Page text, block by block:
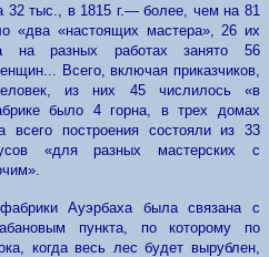
32 тыс., в 1815 г.— более, чем на 81
«два «настоящих мастера», 26 их
на разных работах занято 56
Всего, включая приказчиков,
из них 45 числилось «в
было 4 горна, в трех домах
построения состояли из 33
«для разных мастерских с
Ауэрбаха была связана с
пункта, по которому по
когда весь лес будет вырублен,